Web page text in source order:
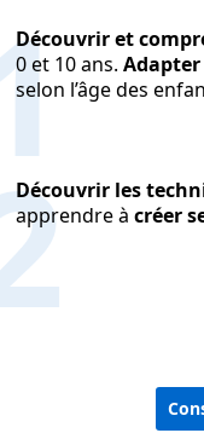
Découvrir et
0 et 10 ans.
selon l’âge des
Découvrir les
apprendre àcréer